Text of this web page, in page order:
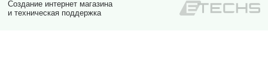
Создание интернет магазина
и техническая поддержка